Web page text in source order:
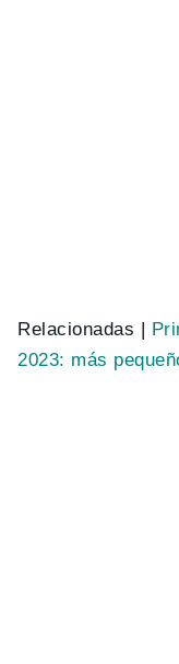
Relacionadas |
2023: más